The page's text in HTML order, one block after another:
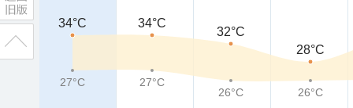
34°C 34°C
32°C
28°C
27°C
27°C
26°C
26°C